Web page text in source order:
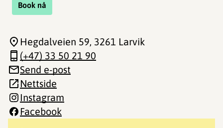
Book nå
Hegdalveien 59, 3261 Larvik
(+47) 33 50 21 90
Send e-post
Nettside
Instagram
Facebook